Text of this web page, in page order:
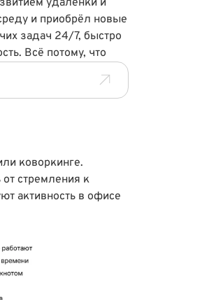
и приобрёл новые
задач 24/7, быстро
Всё потому, что
коворкинге.
стремления к
активность в офисе